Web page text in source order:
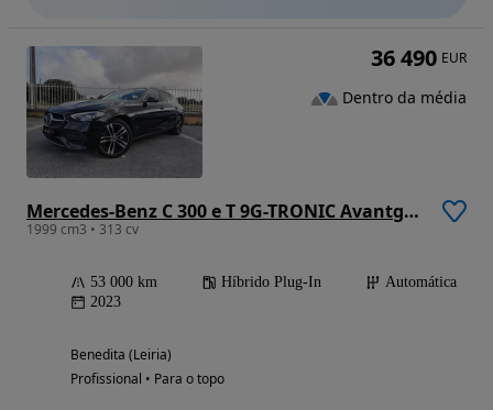
Mercedes-Benz C 300 e T 9G-TRONIC Avantgarde
1999 cm3 • 313 cv
53 000 km Híbrido Plug-In
Automática
2023
Benedita (Leiria)
Profissional • Para o topo
36 490 EUR
Dentro da média